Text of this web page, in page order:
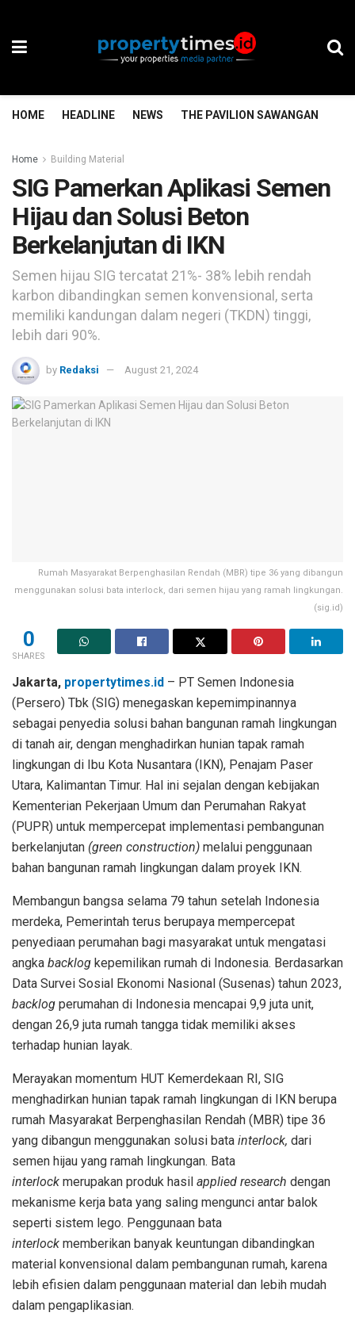
HOME HEADLINE NEWS THE PAVILION SAWANGAN
Home Building Material
SIG Pamerkan Aplikasi Semen
Hijau dan Solusi Beton
Berkelanjutan di IKN
Semen hijau SIG tercatat 21%- 38% lebih rendah
karbon dibandingkan semen konvensional, serta
memiliki kandungan dalam negeri (TKDN) tinggi,
lebih dari 90%.
by Redaksi August 21, 2024
Rumah Masyarakat Berpenghasilan Rendah (MBR) tipe 36 yang dibangun
menggunakan solusi bata interlock, dari semen hijau yang ramah lingkungan.
(sig.id)
0
SHARES
Jakarta, propertytimes.id – PT Semen Indonesia
(Persero) Tbk (SIG) menegaskan kepemimpinannya
sebagai penyedia solusi bahan bangunan ramah lingkungan
di tanah air, dengan menghadirkan hunian tapak ramah
lingkungan di Ibu Kota Nusantara (IKN), Penajam Paser
Utara, Kalimantan Timur. Hal ini sejalan dengan kebijakan
Kementerian Pekerjaan Umum dan Perumahan Rakyat
(PUPR) untuk mempercepat implementasi pembangunan
berkelanjutan (green construction) melalui penggunaan
bahan bangunan ramah lingkungan dalam proyek IKN.
Membangun bangsa selama 79 tahun setelah Indonesia
merdeka, Pemerintah terus berupaya mempercepat
penyediaan perumahan bagi masyarakat untuk mengatasi
angka backlog kepemilikan rumah di Indonesia. Berdasarkan
Data Survei Sosial Ekonomi Nasional (Susenas) tahun 2023,
backlog perumahan di Indonesia mencapai 9,9 juta unit,
dengan 26,9 juta rumah tangga tidak memiliki akses
terhadap hunian layak.
Merayakan momentum HUT Kemerdekaan RI, SIG
menghadirkan hunian tapak ramah lingkungan di IKN berupa
rumah Masyarakat Berpenghasilan Rendah (MBR) tipe 36
yang dibangun menggunakan solusi bata interlock, dari
semen hijau yang ramah lingkungan. Bata
interlock merupakan produk hasil applied research dengan
mekanisme kerja bata yang saling mengunci antar balok
seperti sistem lego. Penggunaan bata
interlock memberikan banyak keuntungan dibandingkan
material konvensional dalam pembangunan rumah, karena
lebih efisien dalam penggunaan material dan lebih mudah
dalam pengaplikasian.